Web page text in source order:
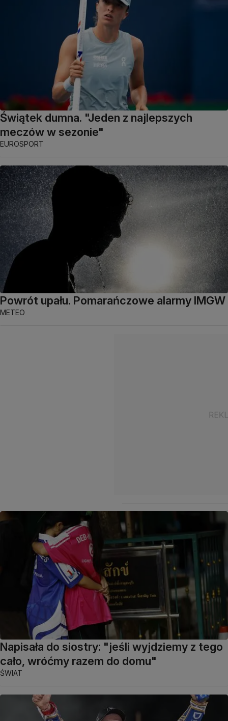
Świątek dumna. "Jeden z najlepszych
meczów w sezonie"
EUROSPORT
Powrót upału. Pomarańczowe alarmy IMGW
METEO
Napisała do siostry: "jeśli wyjdziemy z tego
cało, wróćmy razem do domu"
ŚWIAT